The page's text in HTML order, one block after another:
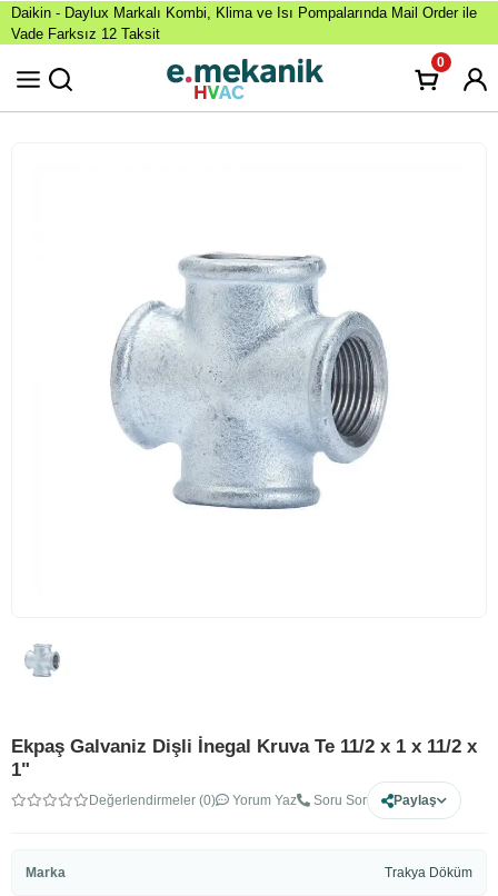
Daikin - Daylux Markalı Kombi, Klima ve Isı Pompalarında Mail Order ile
Vade Farksız 12 Taksit
0
Ekpaş Galvaniz Dişli İnegal Kruva Te 11/2 x 1 x 11/2 x
1"
Değerlendirmeler (0) Yorum Yaz Soru Sor Paylaş
Marka Trakya Döküm